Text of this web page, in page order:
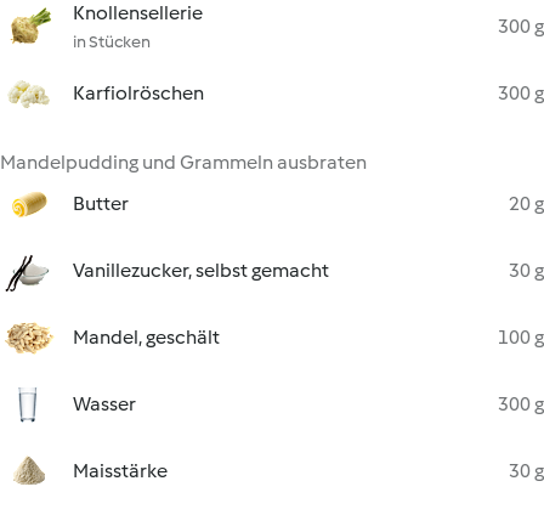
Knollensellerie
in Stücken
300 g
Karfiolröschen 300 g
Mandelpudding und Grammeln ausbraten
Butter
20 g
Vanillezucker, selbst gemacht 30 g
Mandel, geschält 100 g
Wasser 300 g
Maisstärke 30 g